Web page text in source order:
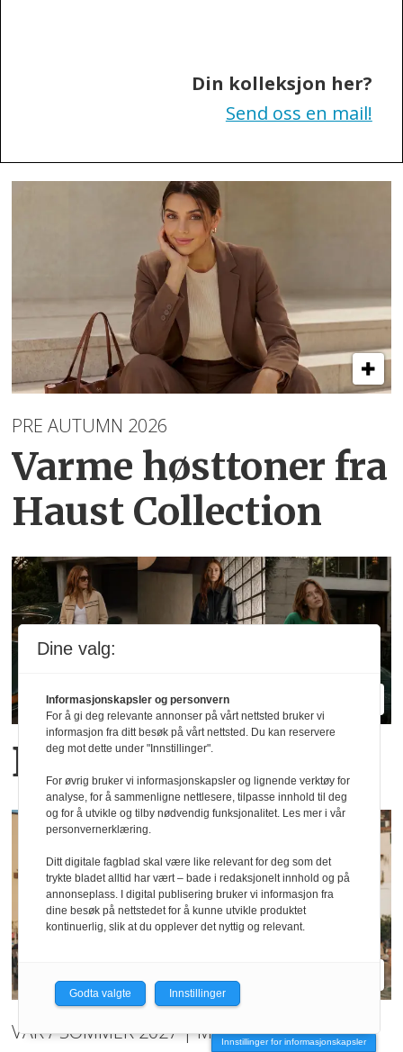
Din kolleksjon her?
Send oss en mail!
PRE AUTUMN 2026
Varme høsttoner fra
Haust Collection
Blanche relanseres
VÅR / SOMMER 2027 | MeyInnstillinger for informasjonskapsler
Dine valg:
Informasjonskapsler og personvern
For å gi deg relevante annonser på vårt nettsted bruker vi
informasjon fra ditt besøk på vårt nettsted. Du kan reservere
deg mot dette under "Innstillinger".
For øvrig bruker vi informasjonskapsler og lignende verktøy for
analyse, for å sammenligne nettlesere, tilpasse innhold til deg
og for å utvikle og tilby nødvendig funksjonalitet. Les mer i vår
personvernerklæring.
Ditt digitale fagblad skal være like relevant for deg som det
trykte bladet alltid har vært – bade i redaksjonelt innhold og på
annonseplass. I digital publisering bruker vi informasjon fra
dine besøk på nettstedet for å kunne utvikle produktet
kontinuerlig, slik at du opplever det nyttig og relevant.
Godta valgte Innstillinger